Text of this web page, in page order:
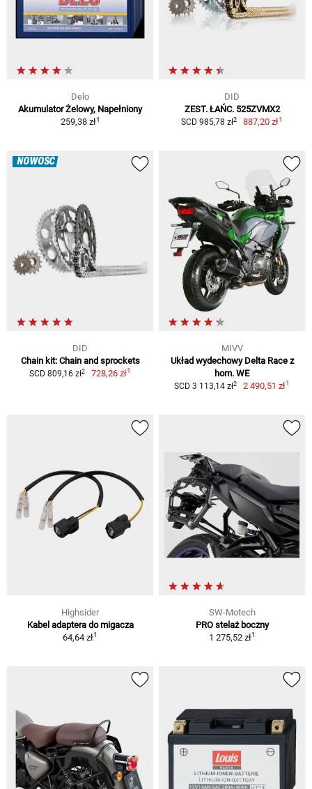
Delo
Akumulator Żelowy, Napełniony
259,38 zł1
DID
ZEST. ŁAŃC. 525ZVMX2
SCD 985,78 zł2 887,20 zł1
NOWOŚĆ
DID
Chain kit: Chain and sprockets
SCD 809,16 zł2 728,26 zł1
MIVV
Układ wydechowy Delta Race z
hom. WE
SCD 3 113,14 zł2 2 490,51 zł1
Highsider
Kabel adaptera do migacza
64,64 zł1
SW-Motech
PRO stelaż boczny
1 275,52 zł1